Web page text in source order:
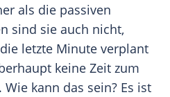
als die passiven
sind sie auch nicht,
letzte Minute verplant
keine Zeit zum
kann das sein? Es ist